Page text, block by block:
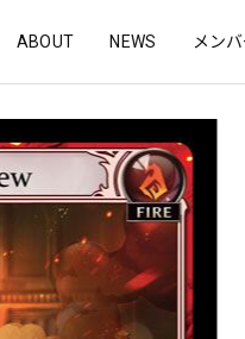
ABOUT NEWS メン